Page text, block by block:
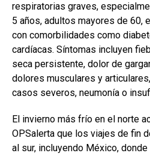
respiratorias graves,
5 años, adultos mayores de 60,
con comorbilidades como
cardíacas. Síntomas incluyen
seca persistente, dolor de
dolores musculares y
casos severos, neumonía o
El invierno más frío en el norte
OPSalerta que los viajes de fin
al sur, incluyendo México,